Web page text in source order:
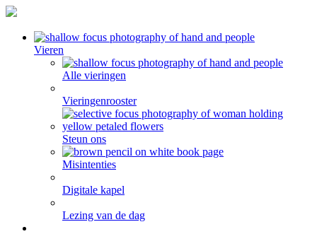
Vieren
Alle vieringen
Vieringenrooster
Steun ons
Misintenties
Digitale kapel
Lezing van de dag